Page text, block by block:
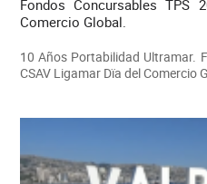
Fondos Concursables TPS
Comercio Global.
10 Años Portabilidad Ultramar.
CSAV Ligamar Dïa del Comercio